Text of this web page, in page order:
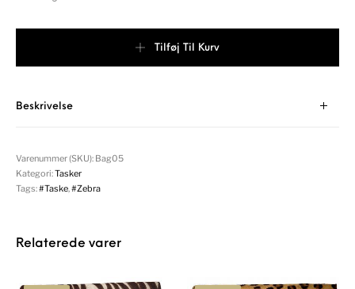
Tilføj Til Kurv
Beskrivelse
Varenummer (SKU): Bag05
Kategori:Tasker
Tags:#Taske,#Zebra
Relaterede varer